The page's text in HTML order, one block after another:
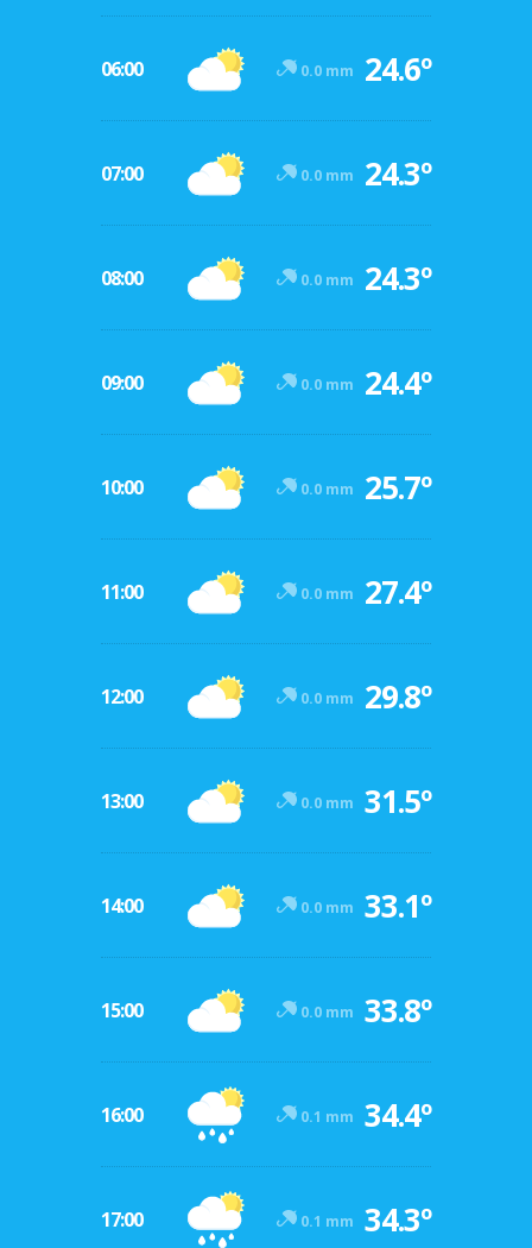
06:00 0.0 mm 24.6º
07:00 0.0 mm 24.3º
08:00 0.0 mm 24.3º
09:00 0.0 mm 24.4º
10:00 0.0 mm 25.7º
11:00 0.0 mm 27.4º
12:00 0.0 mm 29.8º
13:00 0.0 mm 31.5º
14:00 0.0 mm 33.1º
15:00 0.0 mm 33.8º
16:00 0.1 mm 34.4º
17:00 0.1 mm 34.3º